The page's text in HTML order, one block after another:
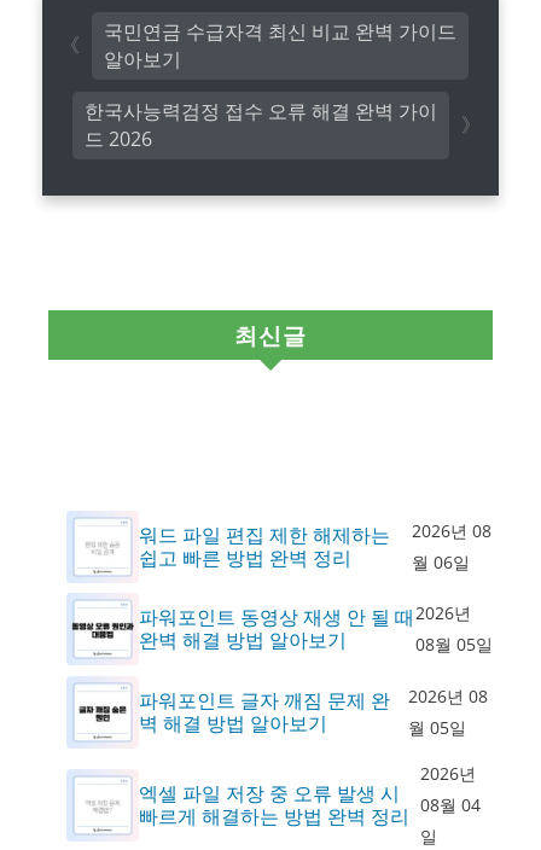
한국사능력검정 접수 오류 해결 완벽 가이
드 2026
국민연금 수급자격 최신 비교 완벽 가이드
알아보기
최신글
워드 파일 편집 제한 해제하는
쉽고 빠른 방법 완벽 정리
2026년 08
월 06일
파워포인트 동영상 재생 안 될 때
완벽 해결 방법 알아보기
2026년
08월 05일
파워포인트 글자 깨짐 문제 완
벽 해결 방법 알아보기
2026년 08
월 05일
엑셀 파일 저장 중 오류 발생 시
빠르게 해결하는 방법 완벽 정리
2026년
08월 04
일